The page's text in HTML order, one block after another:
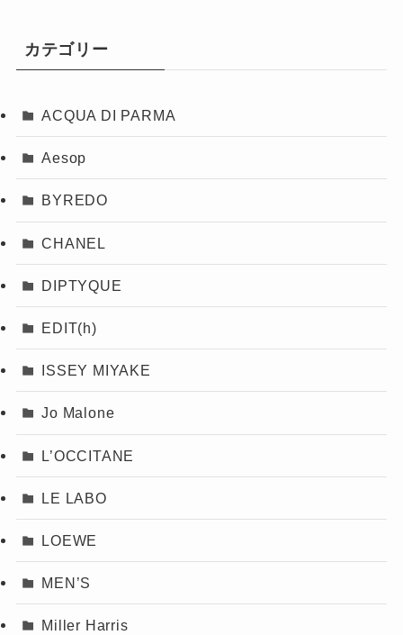
カテゴリー
ACQUA DI PARMA
Aesop
BYREDO
CHANEL
DIPTYQUE
EDIT(h)
ISSEY MIYAKE
Jo Malone
L’OCCITANE
LE LABO
LOEWE
MEN’S
Miller Harris